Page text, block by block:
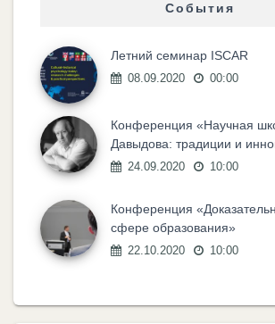
События
Летний семинар ISCAR
08.09.2020 00:00
Конференция «Научная
Давыдова: традиции и
24.09.2020 10:00
Конференция
сфере образования»
22.10.2020 10:00